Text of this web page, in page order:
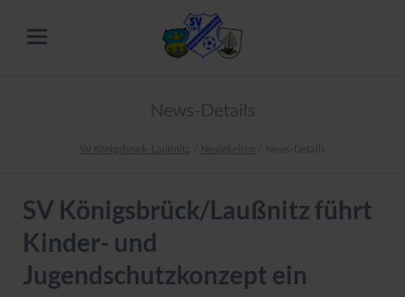
News-Details
SV Königsbrück-Laußnitz Neuigkeiten News-Details
SV Königsbrück/Laußnitz führt
Kinder- und
Jugendschutzkonzept ein